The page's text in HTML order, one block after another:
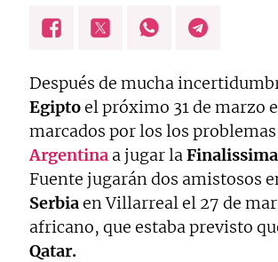
Después de mucha
Egiptoel próximo 31 de marzo
marcados por los los
Argentina a jugar la
Fuente jugarán dos amistosos
Serbiaen Villarreal el 27 de
africano, que estaba previsto
Qatar.